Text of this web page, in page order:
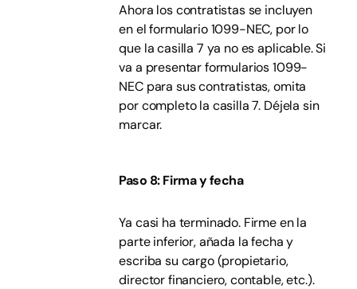
Ahora los contratistas se incluyen
en el formulario 1099-NEC, por lo
que la casilla 7 ya no es aplicable. Si
va a presentar formularios 1099-
NEC para sus contratistas, omita
por completo la casilla 7. Déjela sin
marcar.
Paso 8: Firma y fecha
Ya casi ha terminado. Firme en la
parte inferior, añada la fecha y
escriba su cargo (propietario,
director financiero, contable, etc.).